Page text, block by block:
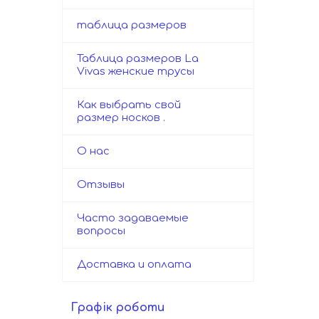
таблица размеров
Таблица размеров La
Vivas женские трусы
Как выбрать свой
размер носков .
О нас
Отзывы
Часто задаваемые
вопросы
Доставка и оплата
Графік роботи